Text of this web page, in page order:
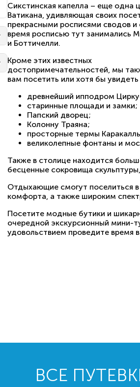
Сикстинская капелла – еще одна
Ватикана, удивляющая своих
прекрасными росписями сводов и
время росписью тут занимались
и Боттичелли.
Кроме этих известных
достопримечательностей, мы
вам посетить или хотя бы
древнейший ипподром
старинные площади и замки;
Папский дворец;
Колонну Траяна;
просторные термы
великолепные фонтаны и
Также в столице находится
бесценные сокровища
Отдыхающие смогут поселиться
комфорта, а также широким
Посетите модные бутики и
очередной экскурсионный мини-
удовольствием проведите время
ВСЕ